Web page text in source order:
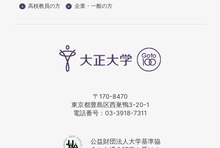
高校教員の方
企業・一般の方
〒170-8470
東京都豊島区西巣鴨3-20-1
電話番号： 03-3918-7311
公益財団法人大学基準協